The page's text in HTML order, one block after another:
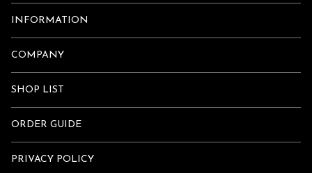
INFORMATION
COMPANY
SHOP LIST
ORDER GUIDE
PRIVACY POLICY